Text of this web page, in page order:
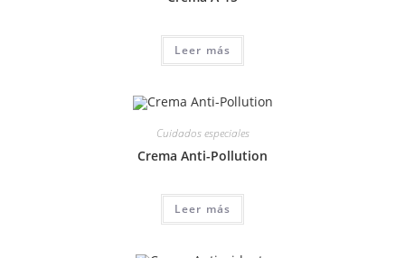
Leer más
Cuidados especiales
Crema Anti-Pollution
Leer más